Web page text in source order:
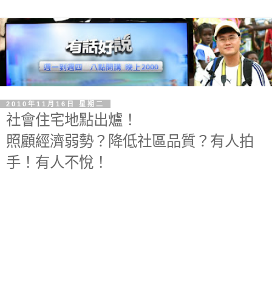
2010年11月16日 星期二
社會住宅地點出爐！
照顧經濟弱勢？降低社區品質？有人拍
手！有人不悅！